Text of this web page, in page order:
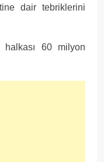
dair tebriklerini
60 milyon